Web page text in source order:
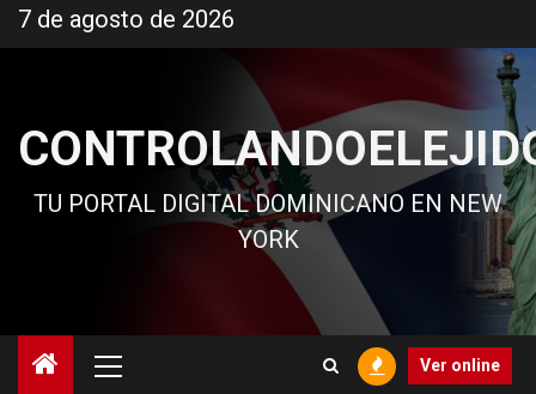
al
7 de agosto de 2026
TU PORTAL DIGITAL DOMINICANO EN NEW
YORK
principal
Ver online